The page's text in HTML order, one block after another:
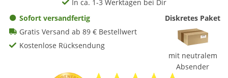
In ca. 1-3 Werktagen bei Dir
Sofort versandfertig
Gratis Versand ab 89 € Bestellwert
Kostenlose Rücksendung
Diskretes Paket
mit neutralem
Absender